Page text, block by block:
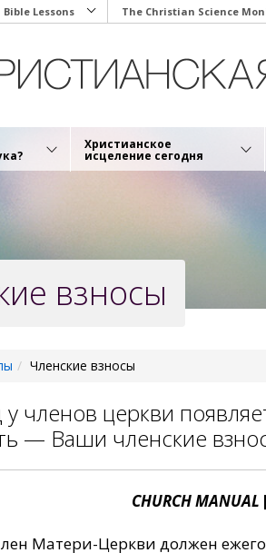
Bible Lessons The Christian Science
Христианское
исцеление сегодня
взносы
Членские взносы
членов церкви
— Ваши членские
CHURCH MANUAL
Матери-Церкви должен